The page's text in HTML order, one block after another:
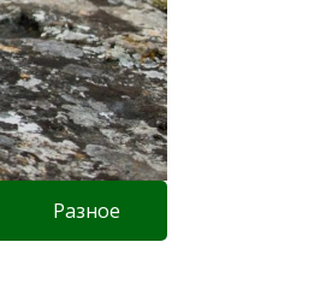
Разное